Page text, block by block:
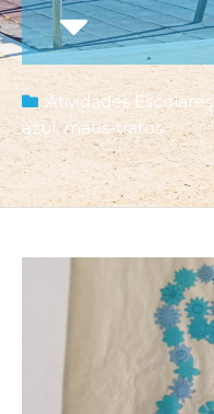
Atividades Escolares
azul,maus-tratos